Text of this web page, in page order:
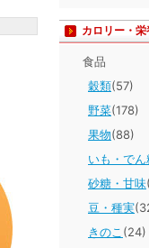
カロリー・
食品
穀類(57)
野菜(178)
果物(88)
いも・でん
砂糖・甘味
豆・種実
きのこ (24)